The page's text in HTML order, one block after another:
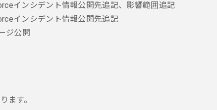
インシデント情報公開先追記、影響範囲追記
インシデント情報公開先追記
ジ公開
ます。